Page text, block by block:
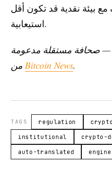
مع بيئة نقدية قد تكون أقل
استيعابية.
— صحافة مستقلة مدعومة
Bitcoin News.
TAGS regulation
institutional crypto-
auto-translated